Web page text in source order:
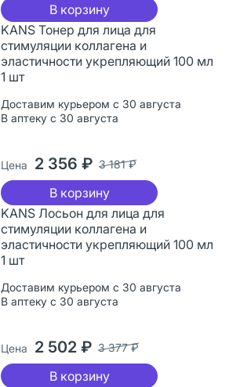
В корзину
KANS Тонер для лица для
стимуляции коллагена и
эластичности укрепляющий 100 мл
1 шт
Доставим курьером с 30 августа
В аптеку с 30 августа
Цена 2 356 ₽ 3 181 ₽
В корзину
KANS Лосьон для лица для
стимуляции коллагена и
эластичности укрепляющий 100 мл
1 шт
Доставим курьером с 30 августа
В аптеку с 30 августа
Цена 2 502 ₽ 3 377 ₽
В корзину